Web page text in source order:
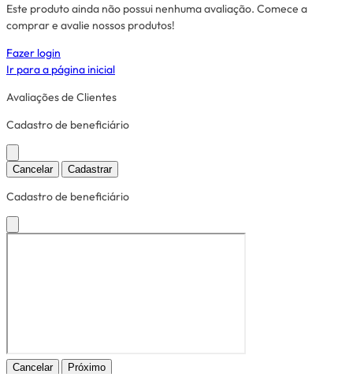
Este produto ainda não possui nenhuma avaliação. Comece a
comprar e avalie nossos produtos!
Fazer login
Ir para a página inicial
Avaliações de Clientes
Cadastro de beneficiário
Cancelar Cadastrar
Cadastro de beneficiário
Cancelar Próximo